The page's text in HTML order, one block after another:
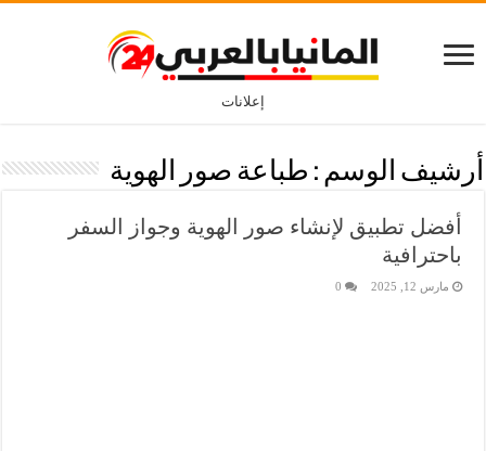
إعلانات
أرشيف الوسم : طباعة صور الهوية
أفضل تطبيق لإنشاء صور الهوية وجواز السفر
باحترافية
مارس 12, 2025 0